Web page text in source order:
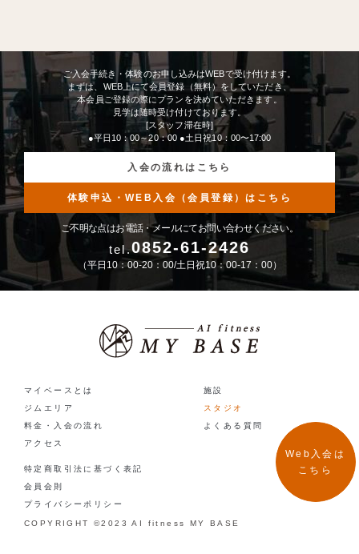
ご入会手続き・体験のお申し込みはWEBで受け付けます。
まずは、WEB上にて会員登録（無料）をしていただき、
本会員ご登録の際にプランを決めていただきます。
見学は随時受け付けております。
[スタッフ滞在時]
●平日10：00～20：00 ●土日祝10：00〜17:00
入会の流れはこちら
体験申込・WEB入会（会員登録）はこちら
ご不明な点はお電話・メールにてお問い合わせください。
tel.0852-61-2426
（平日10：00-20：00/土日祝10：00-17：00）
マイベースとは
施設
ジムエリア
スタジオ
料金・入会の流れ
よくある質問
アクセス
特定商取引法に基づく表記
会員会則
プライバシーポリシー
COPYRIGHT ©2023 AI fitness MY BASE
Web入会は
こちら